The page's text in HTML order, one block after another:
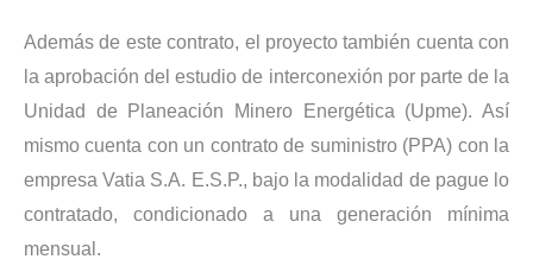
Además de este contrato, el proyecto también cuenta con
la aprobación del estudio de interconexión por parte de la
Unidad de Planeación Minero Energética (Upme). Así
mismo cuenta con un contrato de suministro (PPA) con la
empresa Vatia S.A. E.S.P., bajo la modalidad de pague lo
contratado, condicionado a una generación mínima
mensual.